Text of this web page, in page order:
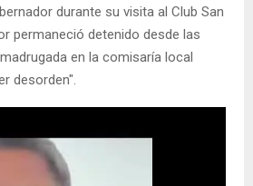
durante su visita al Club San
permaneció detenido desde las
en la comisaría local
desorden".